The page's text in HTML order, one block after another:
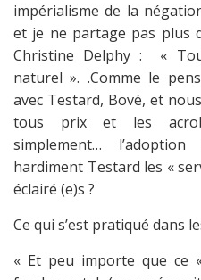
impérialisme de la
et je ne partage pas plus
Christine Delphy : «
naturel ». .Comme le
avec Testard, Bové, et
tous prix et les
simplement…
hardiment Testard les «
éclairé (e)s ?
Ce qui s’est pratiqué dans
« Et peu importe que ce